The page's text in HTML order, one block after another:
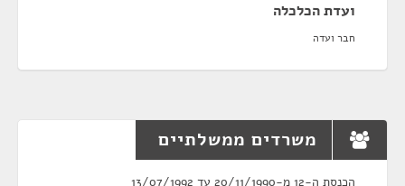
ועדת הכלכלה
חבר ועדה
משרדים ממשלתיים
הכנסת ה-12 מ-20/11/1990 עד 13/07/1992